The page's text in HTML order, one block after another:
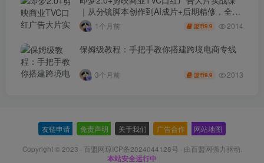
｜从分镜脚本创作到AI成片+后期精修，全流
程打造品牌级产品广告
1个月前 盟币9.9 2014
保姆级教程：手把手教你搭建跨境电商专线
3个月前 盟币9.9 2013
友链申请 免责声明 关于我们 广告合作 网站地图
Copyright © 2023 · 百盟网琼ICP备2024044128号 · 由百盟网强力驱动.
本站安全运行中